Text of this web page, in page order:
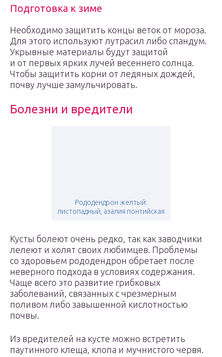
Подготовка к зиме
Необходимо защитить концы веток от мороза.
Для этого используют лутрасил либо спандум.
Укрывные материалы будут защитой
и от первых ярких лучей весеннего солнца.
Чтобы защитить корни от ледяных дождей,
почву лучше замульчировать.
Болезни и вредители
Рододендрон желтый:
листопадный, азалия понтийская
Кусты болеют очень редко, так как заводчики
лелеют и холят своих любимцев. Проблемы
со здоровьем рододендрон обретает после
неверного подхода в условиях содержания.
Чаще всего это развитие грибковых
заболеваний, связанных с чрезмерным
поливом либо завышенной кислотностью
почвы.
Из вредителей на кусте можно встретить
паутинного клеща, клопа и мучнистого червя.